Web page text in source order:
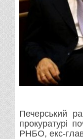
Печерський
прокуратурі
РНБО, екс-